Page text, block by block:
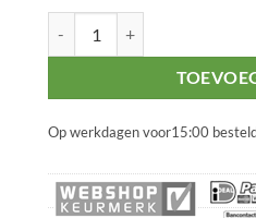
Op werkdagen voor15:00